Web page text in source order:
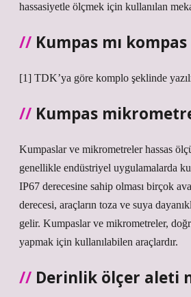
hassasiyetle ölçmek için kullanılan
Kumpas mı kompas
[1] TDK’ya göre komplo şeklinde
Kumpas
Kumpaslar ve mikrometreler hassas
genellikle endüstriyel uygulamalarda
IP67 derecesine sahip olması birçok
derecesi, araçların toza ve suya
gelir. Kumpaslar ve mikrometreler,
yapmak için kullanılabilen araçlardır.
Derinlik ölçer aleti